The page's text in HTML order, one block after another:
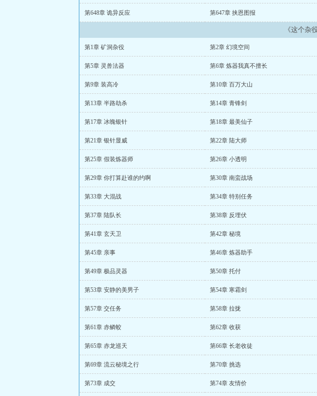
第648章 诡异反应 第647章 挟恩图报
《这个杂
第1章 矿洞杂役 第2章 幻境空间
第5章 灵兽法器 第6章 炼器我真不擅长
第9章 装高冷 第10章 百万大山
第13章 半路劫杀 第14章 青锋剑
第17章 冰魄银针 第18章 最美仙子
第21章 银针显威 第22章 陆大师
第25章 假装炼器师 第26章 小透明
第29章 你打算赴谁的约啊 第30章 南蛮战场
第33章 大混战 第34章 特别任务
第37章 陆队长 第38章 反埋伏
第41章 玄天卫 第42章 秘境
第45章 亲事 第46章 炼器助手
第49章 极品灵器 第50章 托付
第53章 安静的美男子 第54章 寒霜剑
第57章 交任务 第58章 拉拢
第61章 赤鳞蛟 第62章 收获
第65章 赤龙巡天 第66章 长老收徒
第69章 流云秘境之行 第70章 挑选
第73章 成交 第74章 友情价